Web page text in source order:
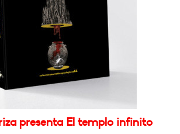
presenta El templo infinito